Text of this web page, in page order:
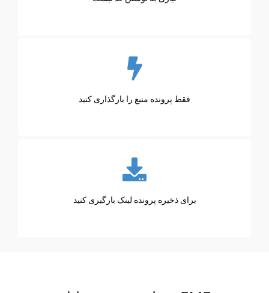
فقط پرونده منبع را بارگذاری کنید
برای ذخیره پرونده لینک بارگیری کنید